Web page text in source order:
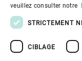
veuillez consulter notre
STRICTEMENT
CIBLAGE